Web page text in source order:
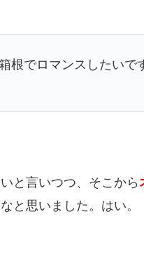
根でロマンスしたいで
と言いつつ、そこから
と思いました。はい。